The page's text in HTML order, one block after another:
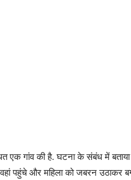
एक गांव की है. घटना के संबंध में बताया
पहुंचे और महिला को जबरन उठाकर